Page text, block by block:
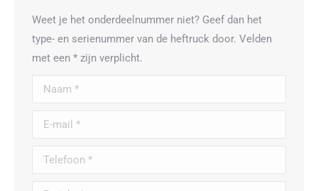
Weet je het onderdeelnummer niet? Geef dan het
type- en serienummer van de heftruck door. Velden
met een * zijn verplicht.
Naam *
E-mail *
Telefoon *